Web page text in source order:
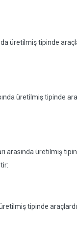
üretilmiş tipinde
üretilmiş tipinde
arasında üretilmiş
tipinde